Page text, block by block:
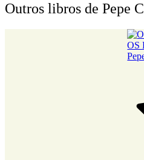
Outros libros de Pepe
OS